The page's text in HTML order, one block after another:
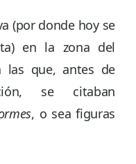
(por donde hoy se
en la zona del
las que, antes de
se citaban
, o sea figuras